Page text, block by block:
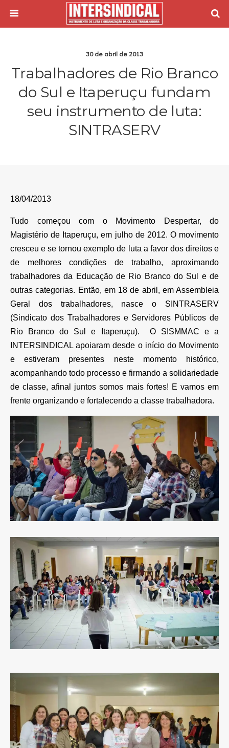
30 de abril de 2013
Trabalhadores de Rio Branco
do Sul e Itaperuçu fundam
seu instrumento de luta:
SINTRASERV
18/04/2013
Tudo começou com o Movimento Despertar, do
Magistério de Itaperuçu, em julho de 2012. O movimento
cresceu e se tornou exemplo de luta a favor dos direitos e
de melhores condições de trabalho, aproximando
trabalhadores da Educação de Rio Branco do Sul e de
outras categorias. Então, em 18 de abril, em Assembleia
Geral dos trabalhadores, nasce o SINTRASERV
(Sindicato dos Trabalhadores e Servidores Públicos de
Rio Branco do Sul e Itaperuçu). O SISMMAC e a
INTERSINDICAL apoiaram desde o início do Movimento
e estiveram presentes neste momento histórico,
acompanhando todo processo e firmando a solidariedade
de classe, afinal juntos somos mais fortes! E vamos em
frente organizando e fortalecendo a classe trabalhadora.